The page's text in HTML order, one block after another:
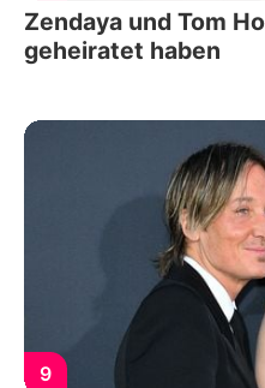
Zendaya und Tom
geheiratet haben
9